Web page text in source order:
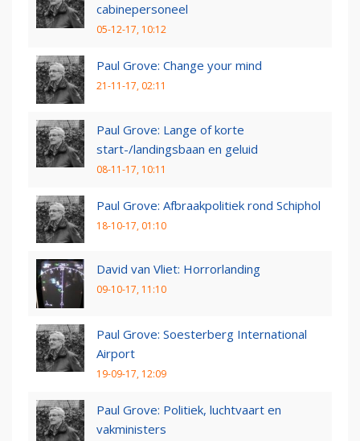
cabinepersoneel
05-12-17, 10:12
Paul Grove: Change your mind
21-11-17, 02:11
Paul Grove: Lange of korte
start-/landingsbaan en geluid
08-11-17, 10:11
Paul Grove: Afbraakpolitiek rond Schiphol
18-10-17, 01:10
David van Vliet: Horrorlanding
09-10-17, 11:10
Paul Grove: Soesterberg International
Airport
19-09-17, 12:09
Paul Grove: Politiek, luchtvaart en
vakministers